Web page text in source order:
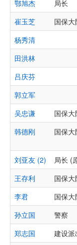
鄂旭杰
局长
崔玉芝
国保大
杨秀清
田洪林
吕庆芬
郭立军
吴忠谦
国保
韩德刚
国保
刘亚友 (2) 局长 (
王存利
国保
李君
国保大
孙立国
警察
郑志国
建设